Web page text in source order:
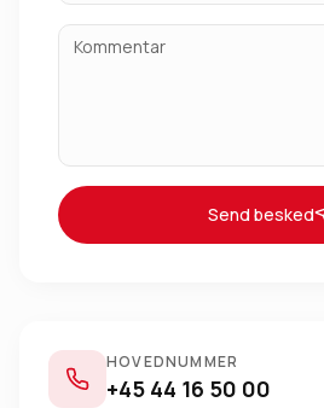
Send besked
HOVEDNUMMER
+45 44 16 50 00